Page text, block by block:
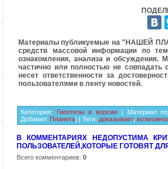
Материалы публикуемые на "НАШЕЙ
средств массовой информации по
ознакомления, анализа и обсуждения.
частично или полностью не совпадать
несет ответственности за
пользователями в ленту новостей.
Категория: Гипотезы и версии | Материал
Добавил: Планета| | Теги: доказывает,
В КОММЕНТАРИЯХ НЕДОПУСТИМА
ПОЛЬЗОВАТЕЛЕЙ,КОТОРЫЕ ГОТОВЯТ
Всего комментариев: 0